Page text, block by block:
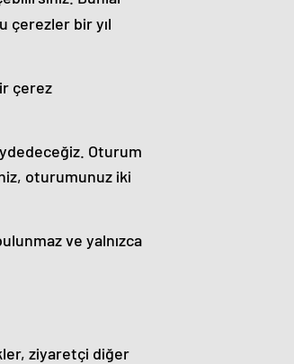
çerezler bir yıl
çerez
Oturum
oturumunuz iki
ve yalnızca
ziyaretçi diğer